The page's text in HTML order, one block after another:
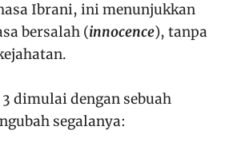
Ibrani, ini menunjukkan
bersalah (innocence), tanpa
dimulai dengan sebuah
segalanya: